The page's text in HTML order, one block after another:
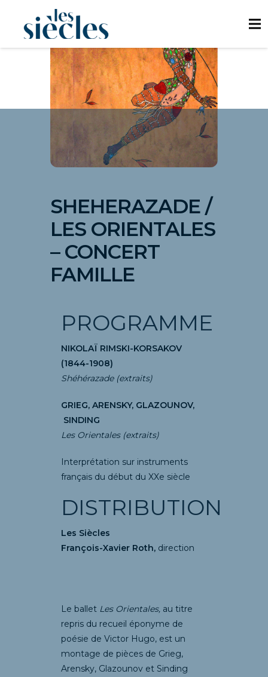
SHEHERAZADE /
LES ORIENTALES
– CONCERT
FAMILLE
PROGRAMME
NIKOLAÏ RIMSKI-KORSAKOV
(1844-1908)
Shéhérazade (extraits)
GRIEG, ARENSKY, GLAZOUNOV,
SINDING
Les Orientales (extraits)
Interprétation sur instruments
français du début du XXe siècle
DISTRIBUTION
Les Siècles
François-Xavier Roth, direction
Le ballet Les Orientales, au titre
repris du recueil éponyme de
poésie de Victor Hugo, est un
montage de pièces de Grieg,
Arensky, Glazounov et Sinding